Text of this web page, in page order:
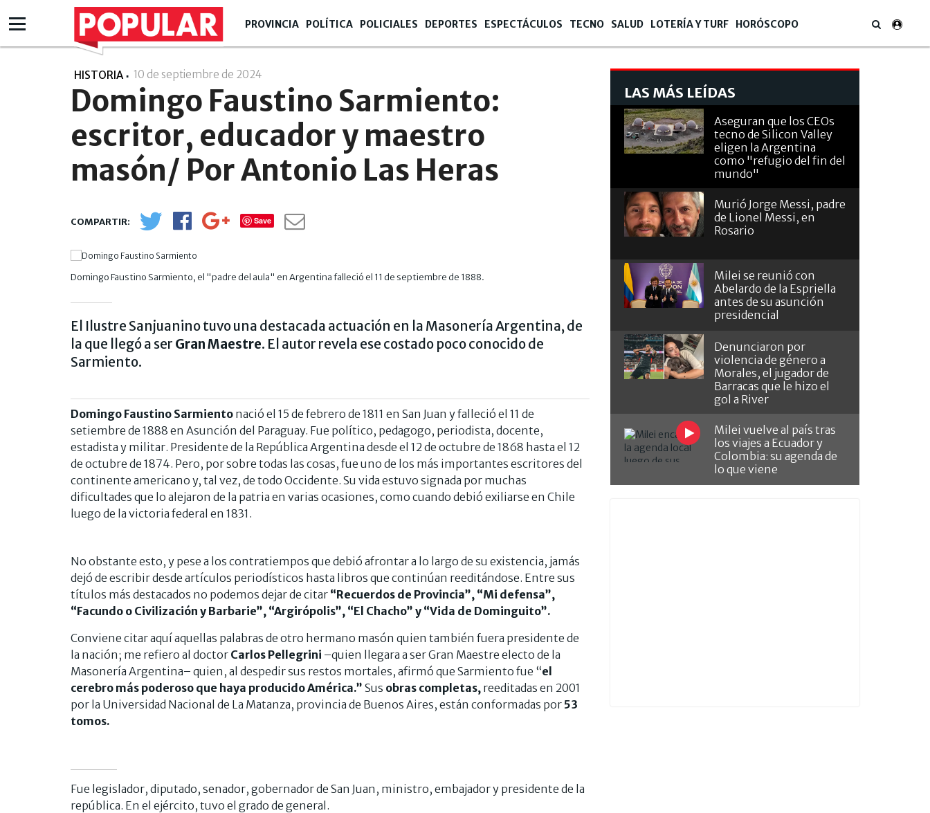
PROVINCIA POLÍTICA POLICIALES DEPORTES ESPECTÁCULOS TECNO SALUD LOTERÍA Y TURF HORÓSCOPO
HISTORIA 10 de septiembre de 2024
Domingo Faustino Sarmiento:
escritor, educador y maestro
masón/ Por Antonio Las Heras
Save
Domingo Faustino Sarmiento, el "padre del aula" en Argentina falleció el 11 de septiembre de 1888.
El Ilustre Sanjuanino tuvo una destacada actuación en la Masonería Argentina, de
la que llegó a ser Gran Maestre. El autor revela ese costado poco conocido de
Sarmiento.
Domingo Faustino Sarmiento nació el 15 de febrero de 1811 en San Juan y falleció el 11 de
setiembre de 1888 en Asunción del Paraguay. Fue político, pedagogo, periodista, docente,
estadista y militar. Presidente de la República Argentina desde el 12 de octubre de 1868 hasta el 12
de octubre de 1874. Pero, por sobre todas las cosas, fue uno de los más importantes escritores del
continente americano y, tal vez, de todo Occidente. Su vida estuvo signada por muchas
dificultades que lo alejaron de la patria en varias ocasiones, como cuando debió exiliarse en Chile
luego de la victoria federal en 1831.
No obstante esto, y pese a los contratiempos que debió afrontar a lo largo de su existencia, jamás
dejó de escribir desde artículos periodísticos hasta libros que continúan reeditándose. Entre sus
títulos más destacados no podemos dejar de citar “Recuerdos de Provincia”, “Mi defensa”,
“Facundo o Civilización y Barbarie”, “Argirópolis”, “El Chacho” y “Vida de Dominguito”.
Conviene citar aquí aquellas palabras de otro hermano masón quien también fuera presidente de
la nación; me refiero al doctor Carlos Pellegrini –quien llegara a ser Gran Maestre electo de la
Masonería Argentina– quien, al despedir sus restos mortales, afirmó que Sarmiento fue “el
cerebro más poderoso que haya producido América.” Sus obras completas, reeditadas en 2001
por la Universidad Nacional de La Matanza, provincia de Buenos Aires, están conformadas por 53
tomos.
Fue legislador, diputado, senador, gobernador de San Juan, ministro, embajador y presidente de la
república. En el ejército, tuvo el grado de general.
LAS MÁS LEÍDAS
Aseguran que los CEOs
tecno de Silicon Valley
eligen la Argentina
como "refugio del fin del
mundo"
Murió Jorge Messi, padre
de Lionel Messi, en
Rosario
Milei se reunió con
Abelardo de la Espriella
antes de su asunción
presidencial
Denunciaron por
violencia de género a
Morales, el jugador de
Barracas que le hizo el
gol a River
Milei vuelve al país tras
los viajes a Ecuador y
Colombia: su agenda de
lo que viene